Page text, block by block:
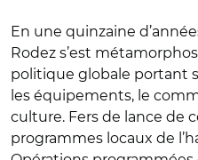
En une quinzaine
Rodez s’est
politique globale portant
les équipements, le
culture. Fers de lance de
programmes locaux de